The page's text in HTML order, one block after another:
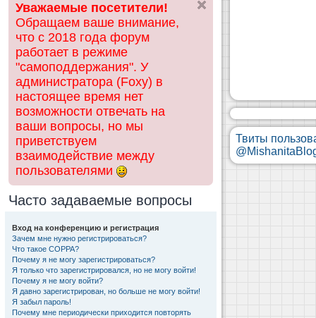
ск
Уважаемые посетители!
Обращаем ваше внимание,
что с 2018 года форум
работает в режиме
"самоподдержания". У
администратора (Foxy) в
настоящее время нет
возможности отвечать на
ваши вопросы, но мы
приветствуем
взаимодействие между
пользователями
Часто задаваемые вопросы
Вход на конференцию и регистрация
Зачем мне нужно регистрироваться?
Что такое COPPA?
Почему я не могу зарегистрироваться?
Я только что зарегистрировался, но не могу войти!
Почему я не могу войти?
Я давно зарегистрирован, но больше не могу войти!
Я забыл пароль!
Почему мне периодически приходится повторять
Твиты